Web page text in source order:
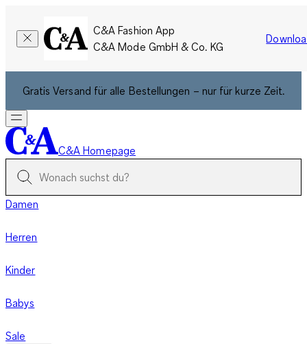
C&A Fashion App
C&A Mode GmbH & Co. KG
Gratis Versand für alle Bestellungen – nur für kurze Zeit.
C&A Homepage
Damen
Herren
Kinder
Babys
Sale